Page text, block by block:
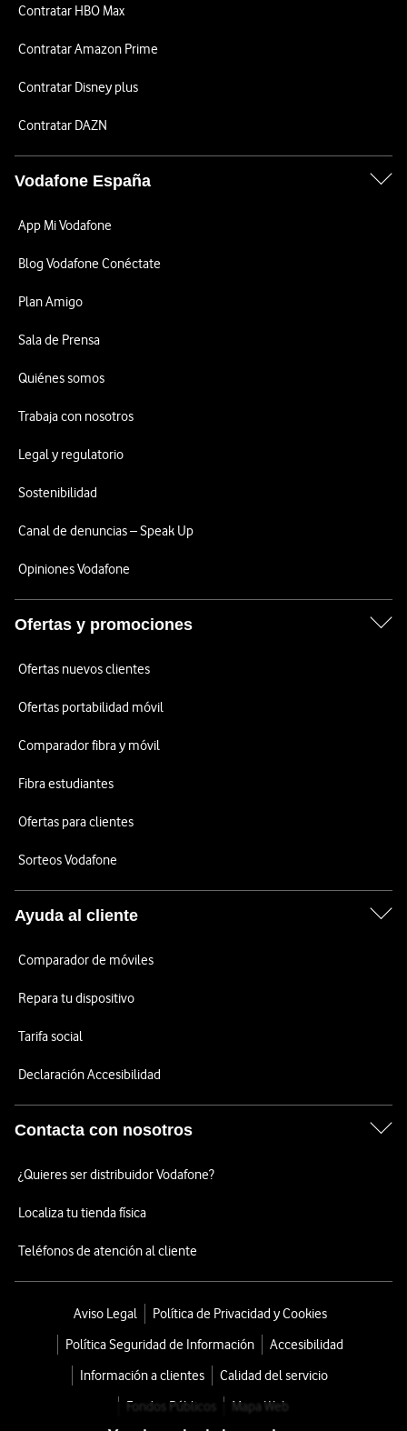
Contratar HBO Max
Contratar Amazon Prime
Contratar Disney plus
Contratar DAZN
Vodafone España
App Mi Vodafone
Blog Vodafone Conéctate
Plan Amigo
Sala de Prensa
Quiénes somos
Trabaja con nosotros
Legal y regulatorio
Sostenibilidad
Canal de denuncias – Speak Up
Opiniones Vodafone
Ofertas y promociones
Ofertas nuevos clientes
Ofertas portabilidad móvil
Comparador fibra y móvil
Fibra estudiantes
Ofertas para clientes
Sorteos Vodafone
Ayuda al cliente
Comparador de móviles
Repara tu dispositivo
Tarifa social
Declaración Accesibilidad
Contacta con nosotros
¿Quieres ser distribuidor Vodafone?
Localiza tu tienda física
Teléfonos de atención al cliente
Aviso Legal
Política de Privacidad y Cookies
Política Seguridad de Información
Accesibilidad
Información a clientes
Calidad del servicio
Fondos Públicos
Mapa Web